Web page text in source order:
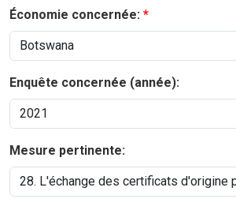
Économie concernée:
Enquête concernée (année):
Mesure pertinente: